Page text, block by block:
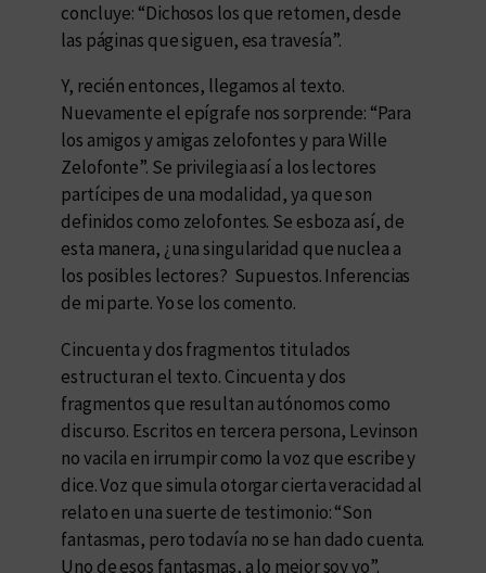
concluye: “Dichosos los que retomen, desde
las páginas que siguen, esa travesía”.
Y, recién entonces, llegamos al texto.
Nuevamente el epígrafe nos sorprende: “Para
los amigos y amigas zelofontes y para Wille
Zelofonte”. Se privilegia así a los lectores
partícipes de una modalidad, ya que son
definidos como zelofontes. Se esboza así, de
esta manera, ¿una singularidad que nuclea a
los posibles lectores? Supuestos. Inferencias
de mi parte. Yo se los comento.
Cincuenta y dos fragmentos titulados
estructuran el texto. Cincuenta y dos
fragmentos que resultan autónomos como
discurso. Escritos en tercera persona, Levinson
no vacila en irrumpir como la voz que escribe y
dice. Voz que simula otorgar cierta veracidad al
relato en una suerte de testimonio: “Son
fantasmas, pero todavía no se han dado cuenta.
Uno de esos fantasmas, a lo mejor soy yo”.